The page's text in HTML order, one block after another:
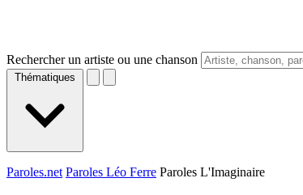
Rechercher un artiste ou une chanson
Thématiques
Paroles.net Paroles Léo Ferre Paroles L'Imaginaire